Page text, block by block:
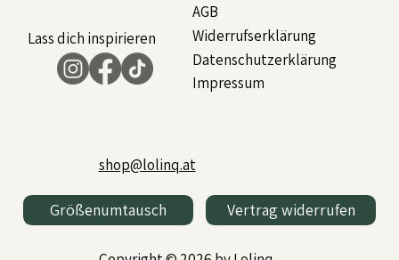
shop@lolinq.at
Größenumtausch Vertrag widerrufen
AGB
Widerrufserklärung
Datenschutzerklärung
Impressum
Lass dich inspirieren